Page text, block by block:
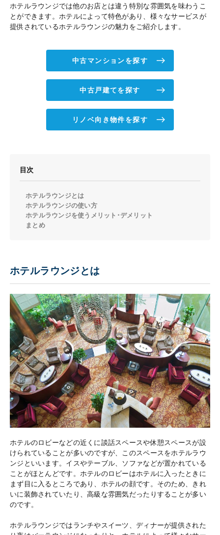
ホテルラウンジでは他のお店とは違う特別な雰囲気を味わうこ
とができます。ホテルによって特色があり、様々なサービスが
提供されているホテルラウンジの魅力をご紹介します。
中古マンションを探す
中古戸建てを探す
リノベ向き物件を探す
目次
ホテルラウンジとは
ホテルラウンジの使い方
ホテルラウンジを使うメリット･デメリット
まとめ
ホテルラウンジとは
ホテルのロビーなどの近くに談話スペースや休憩スペースが設
けられていることが多いのですが、このスペースをホテルラウ
ンジといいます。イスやテーブル、ソファなどが置かれている
ことがほとんどです。ホテルのロビーはホテルに入ったときに
まず目に入るところであり、ホテルの顔です。そのため、きれ
いに装飾されていたり、高級な雰囲気だったりすることが多い
のです。
ホテルラウンジではランチやスイーツ、ディナーが提供された